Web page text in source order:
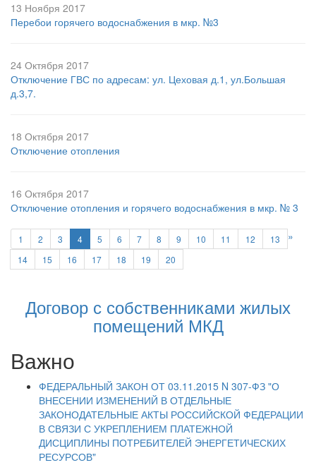
13 Ноября 2017
Перебои горячего водоснабжения в мкр. №3
24 Октября 2017
Отключение ГВС по адресам: ул. Цеховая д.1, ул.Большая
д.3,7.
18 Октября 2017
Отключение отопления
16 Октября 2017
Отключение отопления и горячего водоснабжения в мкр. № 3
1 2 3 4 5 6 7 8 9 10 11 12
13
14
15 16 17 18 19 20
»
Договор с собственниками жилых
помещений МКД
Важно
ФЕДЕРАЛЬНЫЙ ЗАКОН ОТ 03.11.2015 N 307-ФЗ "О
ВНЕСЕНИИ ИЗМЕНЕНИЙ В ОТДЕЛЬНЫЕ
ЗАКОНОДАТЕЛЬНЫЕ АКТЫ РОССИЙСКОЙ ФЕДЕРАЦИИ
В СВЯЗИ С УКРЕПЛЕНИЕМ ПЛАТЕЖНОЙ
ДИСЦИПЛИНЫ ПОТРЕБИТЕЛЕЙ ЭНЕРГЕТИЧЕСКИХ
РЕСУРСОВ"